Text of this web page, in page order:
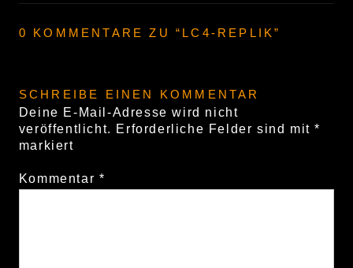
0 KOMMENTARE ZU “ LC4-REPLIK”
SCHREIBE EINEN KOMMENTAR
Deine E-Mail-Adresse wird nicht
veröffentlicht. Erforderliche Felder sind mit*
markiert
Kommentar *